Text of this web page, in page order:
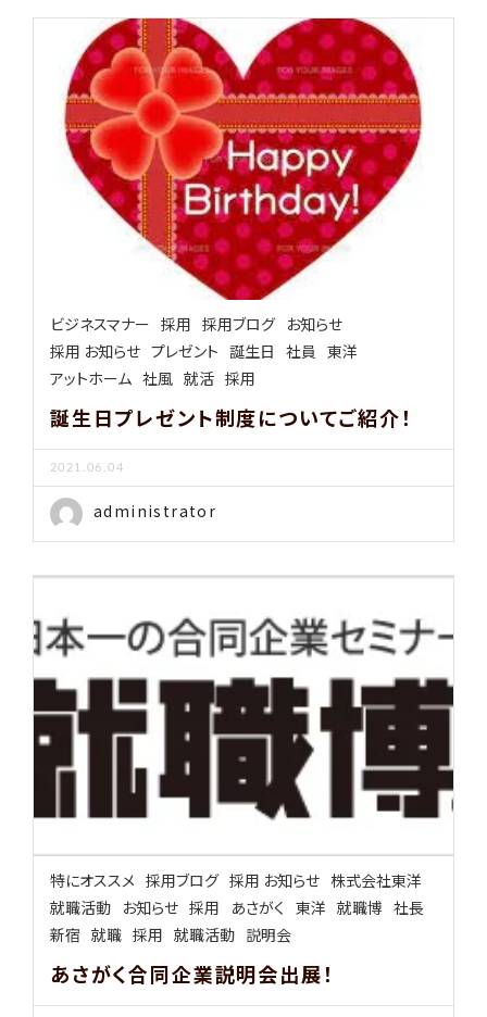
ビジネスマナー 採用 採用ブログ お知らせ
採用 お知らせ プレゼント 誕生日 社員 東洋
アットホーム 社風 就活 採用
誕生日プレゼント制度についてご紹介！
2021.06.04
administrator
特にオススメ 採用ブログ 採用 お知らせ 株式会社東洋
就職活動 お知らせ 採用 あさがく 東洋 就職博 社長
新宿 就職 採用 就職活動 説明会
あさがく合同企業説明会出展！